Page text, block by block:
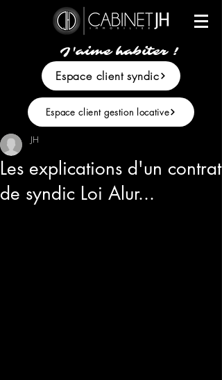
J'aime habiter !
Espace client syndic
Espace client gestion locative
Les explications d'un contrat
de syndic Loi Alur...
JH